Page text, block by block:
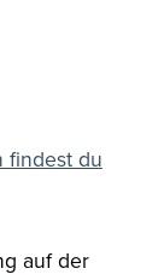
findest du
auf der